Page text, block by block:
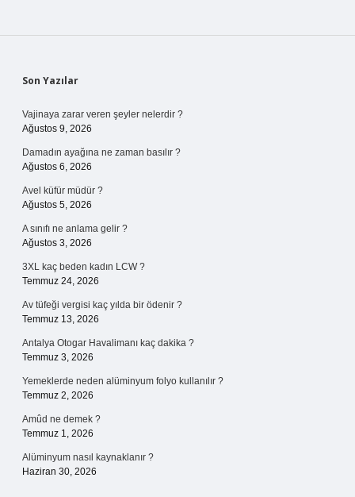
Sidebar
Son Yazılar
Vajinaya zarar veren şeyler nelerdir ?
Ağustos 9, 2026
Damadın ayağına ne zaman basılır ?
Ağustos 6, 2026
Avel küfür müdür ?
Ağustos 5, 2026
A sınıfı ne anlama gelir ?
Ağustos 3, 2026
3XL kaç beden kadın LCW ?
Temmuz 24, 2026
Av tüfeği vergisi kaç yılda bir ödenir ?
Temmuz 13, 2026
Antalya Otogar Havalimanı kaç dakika ?
Temmuz 3, 2026
Yemeklerde neden alüminyum folyo kullanılır ?
Temmuz 2, 2026
Amûd ne demek ?
Temmuz 1, 2026
Alüminyum nasıl kaynaklanır ?
Haziran 30, 2026